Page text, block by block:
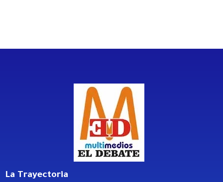
La Trayectoria